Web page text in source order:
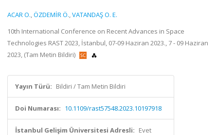
ACAR O.,ÖZDEMİR Ö.,VATANDAŞ O. E.
10th International Conference on Recent Advances in Space
Technologies RAST 2023, İstanbul, 07-09 Haziran 2023., 7 - 09 Haziran
2023, (Tam Metin Bildiri)
Yayın Türü: Bildiri / Tam Metin Bildiri
Doi Numarası: 10.1109/rast57548.2023.10197918
İstanbul Gelişim Üniversitesi Adresli: Evet